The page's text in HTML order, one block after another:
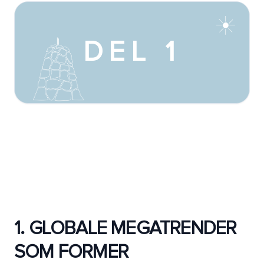
DEL 1
1. GLOBALE MEGATRENDER
SOM FORMER